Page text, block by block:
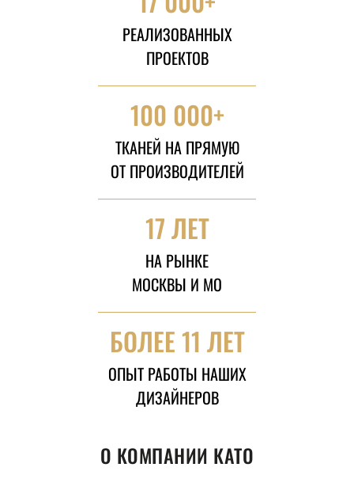
РЕАЛИЗОВАННЫХ
ПРОЕКТОВ
100 000+
ТКАНЕЙ НА ПРЯМУЮ
ОТ ПРОИЗВОДИТЕЛЕЙ
17 ЛЕТ
НА РЫНКЕ
МОСКВЫ И МО
БОЛЕЕ 11 ЛЕТ
ОПЫТ РАБОТЫ НАШИХ
ДИЗАЙНЕРОВ
О КОМПАНИИ КАТО